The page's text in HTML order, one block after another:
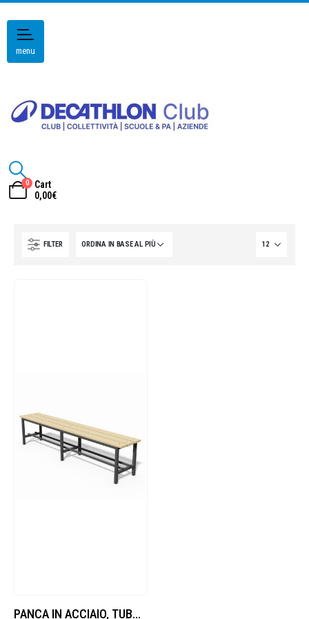
menu
0
Cart
0,00€
FILTER
PANCA IN ACCIAIO, TUBO QUADRO SEZ.